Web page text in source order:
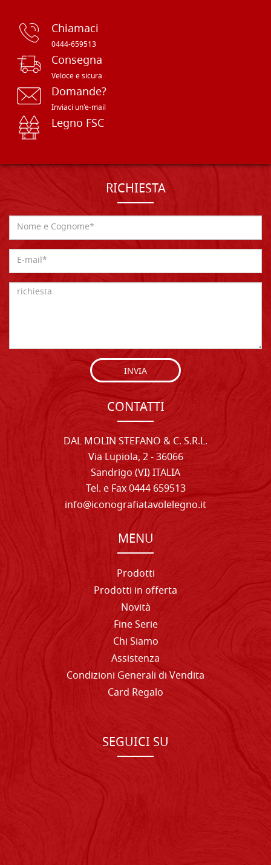
Chiamaci
0444-659513
Consegna
Veloce e sicura
Domande?
Inviaci un'e-mail
Legno FSC
RICHIESTA
INVIA
CONTATTI
DAL MOLIN STEFANO & C. S.R.L.
Via Lupiola, 2 - 36066
Sandrigo (VI) ITALIA
Tel. e Fax 0444 659513
info@iconografiatavolelegno.it
MENU
Prodotti
Prodotti in offerta
Novità
Fine Serie
Chi Siamo
Assistenza
Condizioni Generali di Vendita
Card Regalo
SEGUICI SU